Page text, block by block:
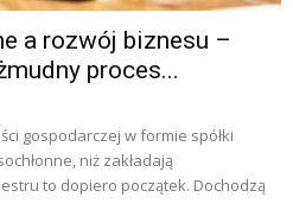
a rozwój biznesu –
proces...
gospodarczej w formie spółki
niż zakładają
to dopiero początek. Dochodzą